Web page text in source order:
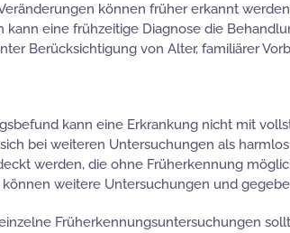
können früher erkannt
kann eine frühzeitige Diagnose die
Berücksichtigung von Alter, familiärer
kann eine Erkrankung nicht mit
bei weiteren Untersuchungen als
werden, die ohne Früherkennung
weitere Untersuchungen und
Früherkennungsuntersuchungen